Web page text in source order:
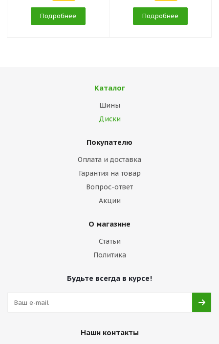
Подробнее Подробнее
Каталог
Шины
Диски
Покупателю
Оплата и доставка
Гарантия на товар
Вопрос-ответ
Акции
О магазине
Статьи
Политика
Будьте всегда в курсе!
Наши контакты